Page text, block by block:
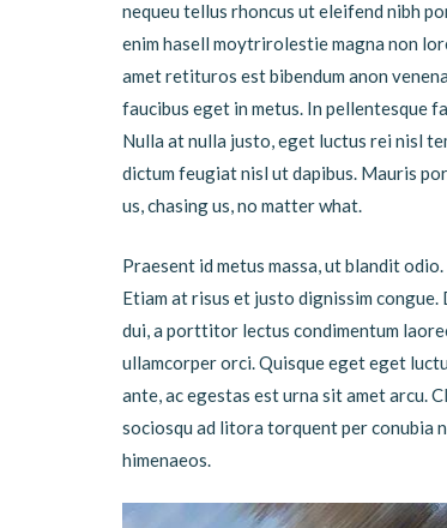
nequeu tellus rhoncus ut eleifend nibh
enim hasell moytrirolestie magna non
amet retituros est bibendum anon
faucibus eget in metus. In pellentesque
Nulla at nulla justo, eget luctus rei nisl
dictum feugiat nisl ut dapibus. Mauris
us, chasing us, no matter what.
Praesent id metus massa, ut blandit
Etiam at risus et justo dignissim congue.
dui, a porttitor lectus condimentum
ullamcorper orci. Quisque eget eget
ante, ac egestas est urna sit amet arcu.
sociosqu ad litora torquent per conubia
himenaeos.